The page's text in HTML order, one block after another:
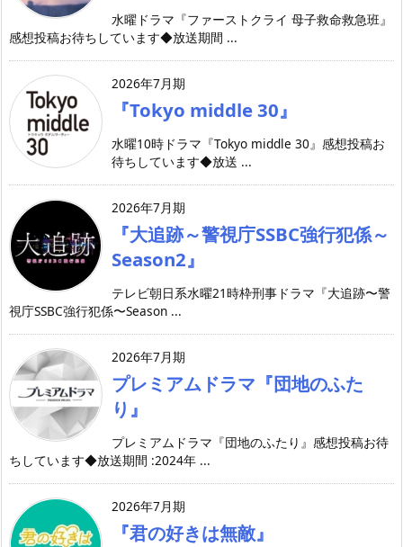
水曜ドラマ『ファーストクライ 母子救命救急班』
感想投稿お待ちしています◆放送期間 ...
2026年7月期
『Tokyo middle 30』
水曜10時ドラマ『Tokyo middle 30』感想投稿お
待ちしています◆放送 ...
2026年7月期
『大追跡～警視庁SSBC強行犯係～
Season2』
テレビ朝日系水曜21時枠刑事ドラマ『大追跡〜警
視庁SSBC強行犯係〜Season ...
2026年7月期
プレミアムドラマ『団地のふた
り』
プレミアムドラマ『団地のふたり』感想投稿お待
ちしています◆放送期間 :2024年 ...
2026年7月期
『君の好きは無敵』